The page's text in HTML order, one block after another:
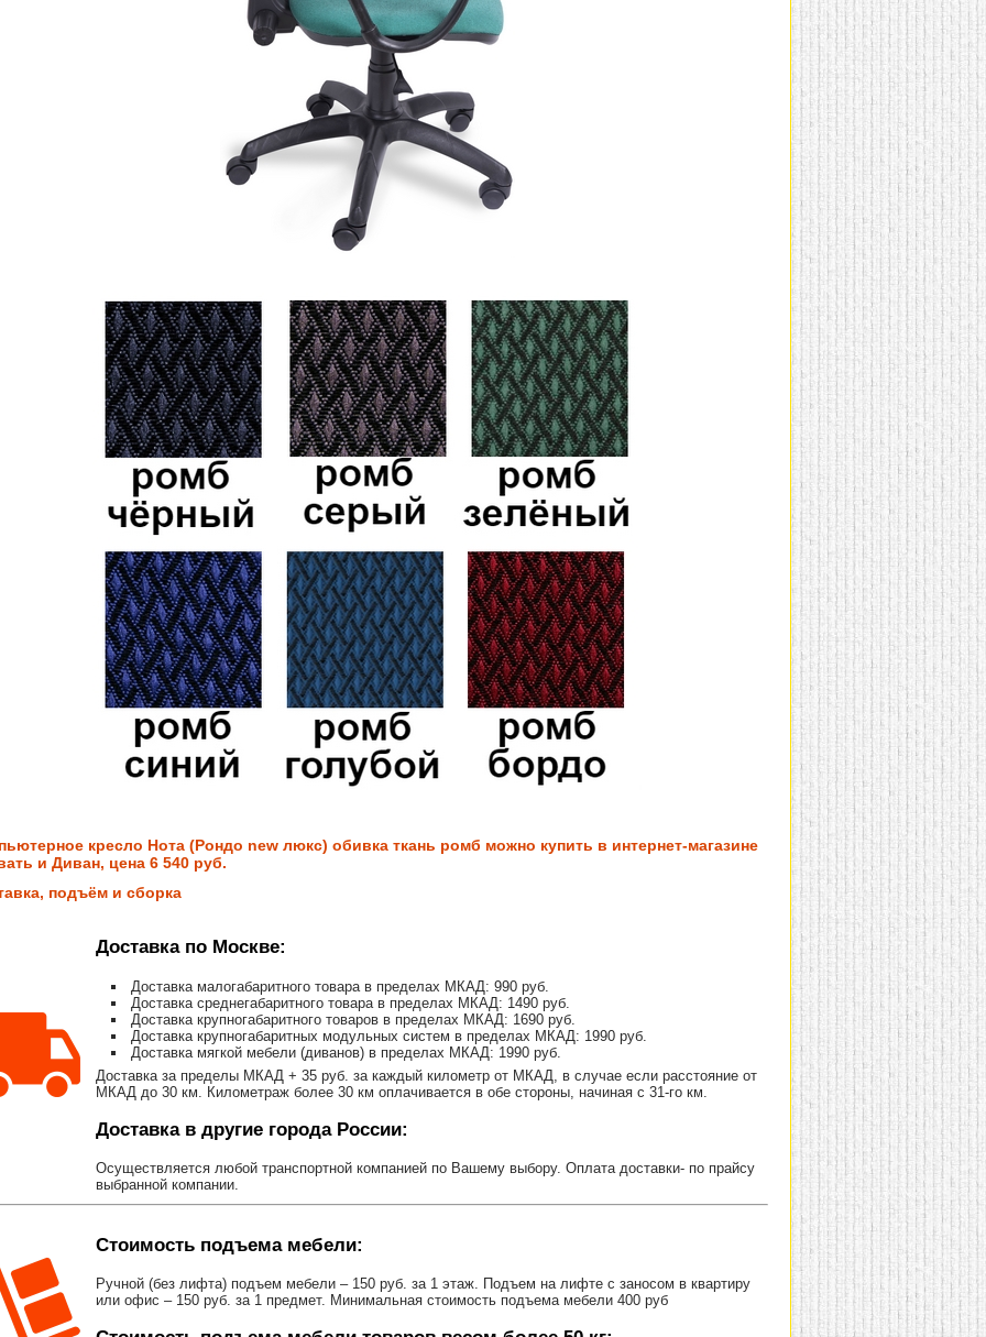
кресло Нота (Рондо new люкс) обивка ткань ромб можно купить в интернет-магазине
и Диван, цена 6 540 руб.
подъём и сборка
Доставка по Москве:
Доставка малогабаритного товара в пределах МКАД: 990 руб.
Доставка среднегабаритного товара в пределах МКАД: 1490 руб.
Доставка крупногабаритного товаров в пределах МКАД: 1690 руб.
Доставка крупногабаритных модульных систем в пределах МКАД: 1990 руб.
Доставка мягкой мебели (диванов) в пределах МКАД: 1990 руб.
Доставка за пределы МКАД + 35 руб. за каждый километр от МКАД, в случае если расстояние от
МКАД до 30 км. Километраж более 30 км оплачивается в обе стороны, начиная с 31-го км.
Доставка в другие города России:
Осуществляется любой транспортной компанией по Вашему выбору. Оплата доставки- по прайсу
выбранной компании.
Стоимость подъема мебели:
Ручной (без лифта) подъем мебели – 150 руб. за 1 этаж. Подъем на лифте с заносом в квартиру
или офис – 150 руб. за 1 предмет. Минимальная стоимость подъема мебели 400 руб